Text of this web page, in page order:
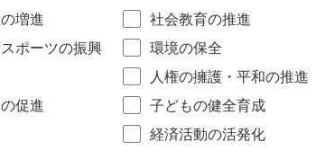
増進
社会教育の推進
ポーツの振興
環境の保全
人権の擁護・平和の推進
促進
子どもの健全育成
経済活動の活発化